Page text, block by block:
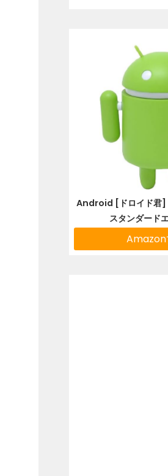
Android [ドロイド君]
スタンダード
Amazon